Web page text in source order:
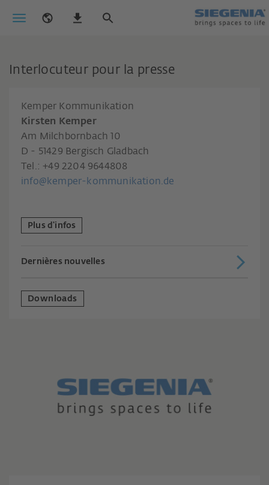
Interlocuteur pour la presse
Kemper Kommunikation
Kirsten Kemper
Am Milchbornbach 10
D - 51429 Bergisch Gladbach
Tel.: +49 2204 9644808
info@kemper-kommunikation.de
Plus d'infos
Dernières nouvelles
Downloads